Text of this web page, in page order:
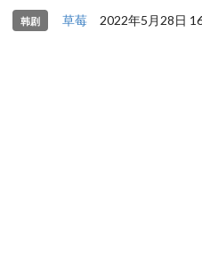
韩剧 草莓 2022年5月28日